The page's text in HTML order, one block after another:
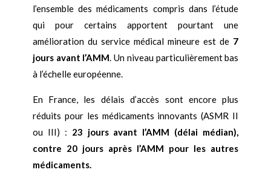
l’ensemble des médicaments compris dans l’étude
qui pour certains apportent pourtant une
amélioration du service médical mineure est de 7
jours avant l’AMM. Un niveau particulièrement bas
à l’échelle européenne.
En France, les délais d’accès sont encore plus
réduits pour les médicaments innovants (ASMR II
ou III) : 23 jours avant l’AMM (délai médian),
contre 20 jours après l’AMM pour les autres
médicaments.